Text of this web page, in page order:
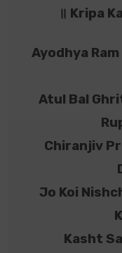
॥ Kripa
Ayodhya
Atul Bal
Chiranjiv
Jo Koi
Kasht